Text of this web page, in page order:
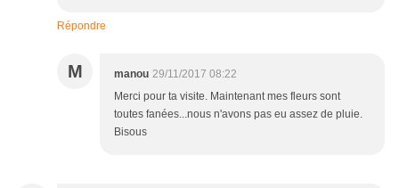
Répondre
M manou 29/11/2017 08:22
Merci pour ta visite. Maintenant mes fleurs sont
toutes fanées...nous n'avons pas eu assez de pluie.
Bisous